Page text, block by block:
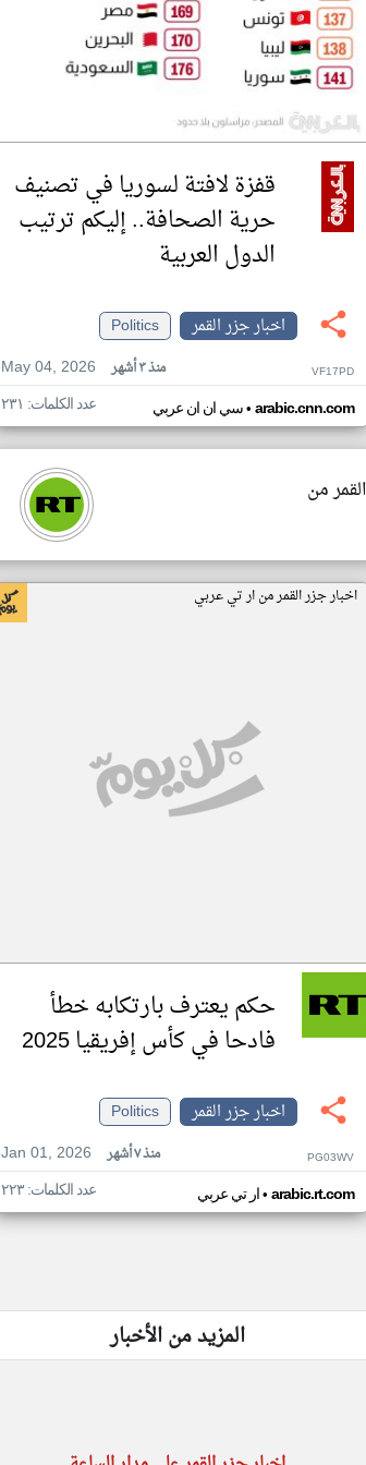
قفزة لافتة لسوريا في تصنيف
حرية الصحافة.. إليكم ترتيب
الدول العربية
اخبار جزر القمر
Politics
May 04, 2026
منذ ٣ أشهر VF17PD
سي ان ان عربي• arabic.cnn.com عدد الكلمات: ٢٣١
من
اخبار جزر القمر من ار تي عربي
حكم يعترف بارتكابه خطأ
فادحا في كأس إفريقيا 2025
اخبار جزر القمر
Politics
Jan 01, 2026
منذ ٧ أشهر PG03WV
ار تي عربي• arabic.rt.com عدد الكلمات: ٢٢٣
المزيد من الأخبار